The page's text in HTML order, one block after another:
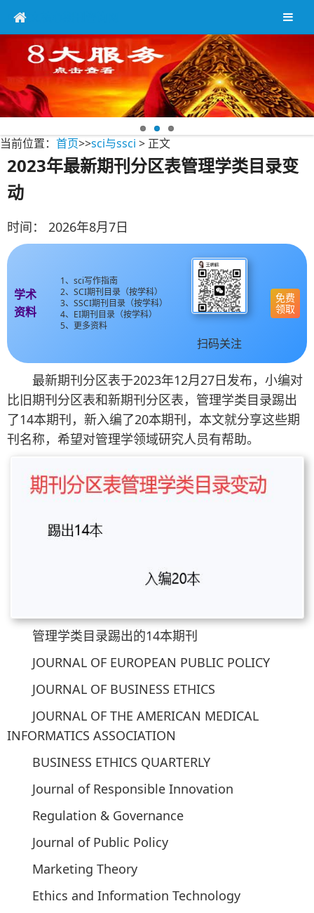
中英文核心期刊咨询网
当前位置： 首页>>sci与ssci > 正文
2023年最新期刊分区表管理学类目录变
动
时间： 2026年8月7日
学术
资料
1、sci写作指南
2、SCI期刊目录（按学科）
3、SSCI期刊目录（按学科）
4、EI期刊目录（按学科）
5、更多资料
扫码关注
免费
领取
最新期刊分区表于2023年12月27日发布，小编对
比旧期刊分区表和新期刊分区表，管理学类目录踢出
了14本期刊，新入编了20本期刊，本文就分享这些期
刊名称，希望对管理学领域研究人员有帮助。
管理学类目录踢出的14本期刊
JOURNAL OF EUROPEAN PUBLIC POLICY
JOURNAL OF BUSINESS ETHICS
JOURNAL OF THE AMERICAN MEDICAL
INFORMATICS ASSOCIATION
BUSINESS ETHICS QUARTERLY
Journal of Responsible Innovation
Regulation & Governance
Journal of Public Policy
Marketing Theory
Ethics and Information Technology